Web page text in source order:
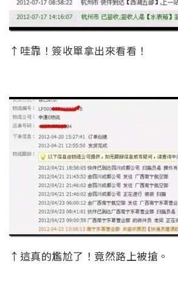
↑哇靠！簽收單拿出來看看！
↑這真的尷尬了！竟然路上被搶。